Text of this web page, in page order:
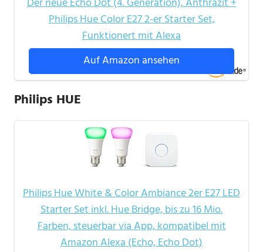
Philips Hue Color E27 2-er Starter Set,
Funktionert mit Alexa
Auf Amazon ansehen
Philips HUE
Philips Hue White & Color Ambiance 2er E27 LED
Starter Set inkl. Hue Bridge, bis zu 16 Mio.
Farben, steuerbar via App, kompatibel mit
Amazon Alexa (Echo, Echo Dot)